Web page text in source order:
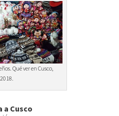
Qué ver en Cusco,
2018.
a Cusco